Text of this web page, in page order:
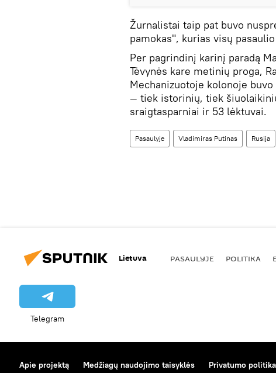
Žurnalistai taip pat buvo
pamokas", kurias visų
Per pagrindinį karinį paradą
Tėvynės kare metinių proga,
Mechanizuotoje kolonoje
— tiek istorinių, tiek
sraigtasparniai ir 53 lėktuvai.
Pasaulyje Vladimiras Putinas Rusija
Lietuva PASAULYJE POLITIKA
Telegram
Apie projektą Medžiagų naudojimo taisyklės Privatumo politika